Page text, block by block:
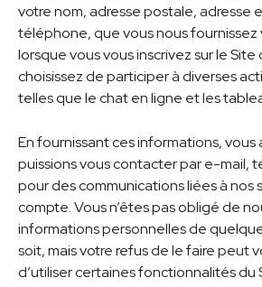
votre nom, adresse postale, adresse
téléphone, que vous nous
lorsque vous vous inscrivez sur le
choisissez de participer à diverses
telles que le chat en ligne et les
En fournissant ces informations,
puissions vous contacter par e-mail,
pour des communications liées à nos
compte. Vous n’êtes pas obligé de
informations personnelles de
soit, mais votre refus de le faire peut
d’utiliser certaines fonctionnalités du